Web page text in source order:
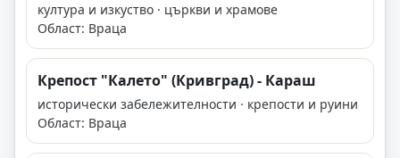
култура и изкуство · църкви и храмове
Област: Враца
Крепост "Калето" (Кривград) - Караш
исторически забележителности · крепости и руини
Област: Враца